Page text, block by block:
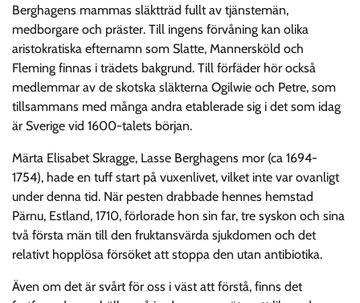
Berghagens mammas släktträd fullt av tjänstemän,
medborgare och präster. Till ingens förvåning kan olika
aristokratiska efternamn som Slatte, Mannersköld och
Fleming finnas i trädets bakgrund. Till förfäder hör också
medlemmar av de skotska släkterna Ogilwie och Petre, som
tillsammans med många andra etablerade sig i det som idag
är Sverige vid 1600-talets början.
Märta Elisabet Skragge, Lasse Berghagens mor (ca 1694-
1754), hade en tuff start på vuxenlivet, vilket inte var ovanligt
under denna tid. När pesten drabbade hennes hemstad
Pärnu, Estland, 1710, förlorade hon sin far, tre syskon och sina
två första män till den fruktansvärda sjukdomen och det
relativt hopplösa försöket att stoppa den utan antibiotika.
Även om det är svårt för oss i väst att förstå, finns det